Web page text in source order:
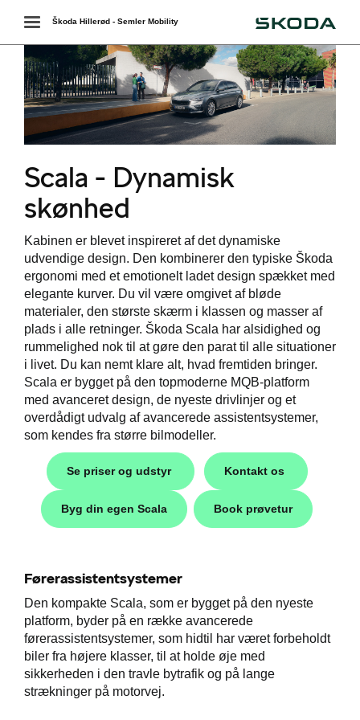
Toggle
navigation
Škoda Hillerød - Semler Mobility
Scala - Dynamisk
skønhed
Kabinen er blevet inspireret af det dynamiske
udvendige design. Den kombinerer den typiske Škoda
ergonomi med et emotionelt ladet design spækket med
elegante kurver. Du vil være omgivet af bløde
materialer, den største skærm i klassen og masser af
plads i alle retninger. Škoda Scala har alsidighed og
rummelighed nok til at gøre den parat til alle situationer
i livet. Du kan nemt klare alt, hvad fremtiden bringer.
Scala er bygget på den topmoderne MQB-platform
med avanceret design, de nyeste drivlinjer og et
overdådigt udvalg af avancerede assistentsystemer,
som kendes fra større bilmodeller.
Se priser og udstyr Kontakt os
Byg din egen Scala Book prøvetur
Førerassistentsystemer
Den kompakte Scala, som er bygget på den nyeste
platform, byder på en række avancerede
førerassistentsystemer, som hidtil har været forbeholdt
biler fra højere klasser, til at holde øje med
sikkerheden i den travle bytrafik og på lange
strækninger på motorvej.